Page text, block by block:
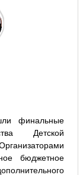
финальные
Детской
бюджетное